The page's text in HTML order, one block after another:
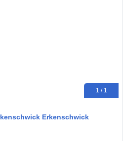
1 / 1
Erkenschwick